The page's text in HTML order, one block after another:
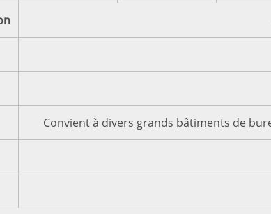
Convient à divers grands bâtiments de